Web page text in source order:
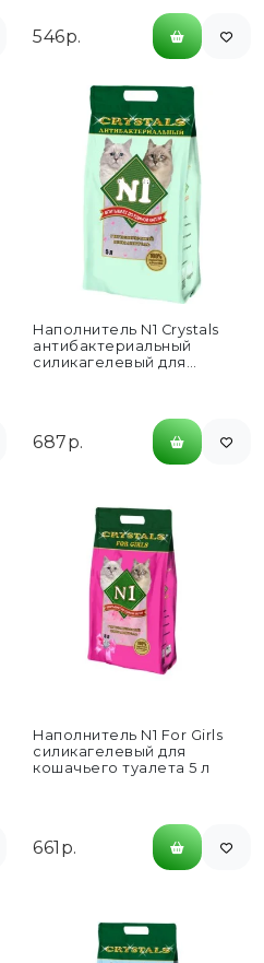
546р.
Наполнитель N1 Crystals
антибактериальный
силикагелевый для
687р.
Наполнитель N1 For Girls
силикагелевый для
кошачьего туалета 5 л
661р.